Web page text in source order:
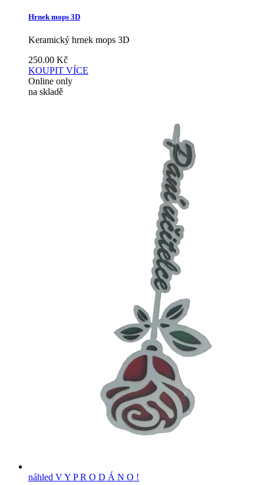
Hrnek mops 3D
Keramický hrnek mops 3D
250.00 Kč
KOUPIT VÍCE
Online only
na skladě
náhled V Y P R O D Á N O !